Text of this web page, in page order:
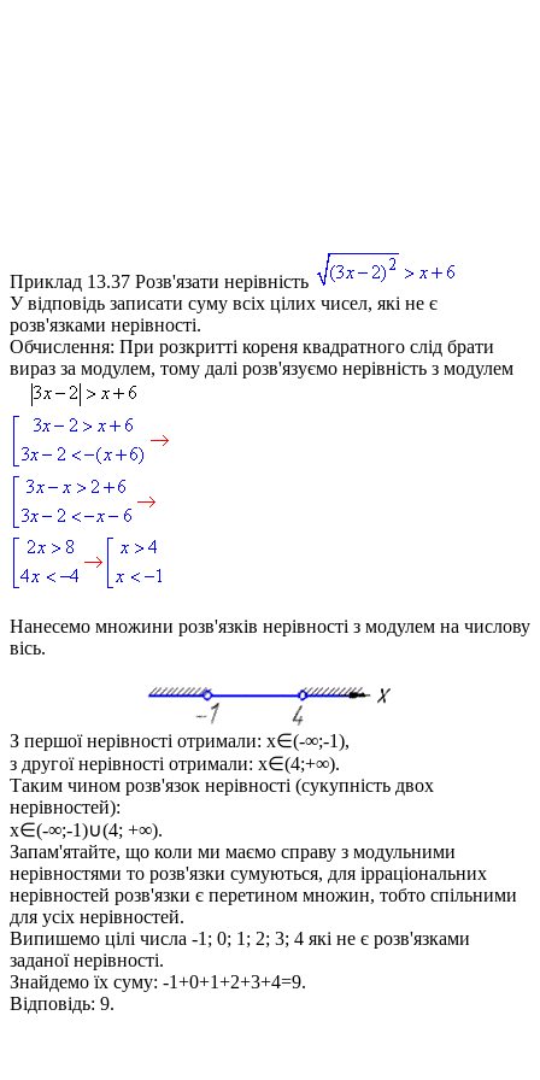
Приклад 13.37 Розв'язати нерівність
У відповідь записати суму всіх цілих чисел, які не є
розв'язками нерівності.
Обчислення: При розкритті кореня квадратного слід брати
вираз за модулем, тому далі розв'язуємо нерівність з модулем
Нанесемо множини розв'язків нерівності з модулем на числову
вісь.
З першої нерівності отримали: x∈(-∞;-1),
з другої нерівності отримали: x∈(4;+∞).
Таким чином розв'язок нерівності (сукупність двох
нерівностей):
x∈(-∞;-1)∪(4; +∞).
Запам'ятайте, що коли ми маємо справу з модульними
нерівностями то розв'язки сумуються, для ірраціональних
нерівностей розв'язки є перетином множин, тобто спільними
для усіх нерівностей.
Випишемо цілі числа -1; 0; 1; 2; 3; 4 які не є розв'язками
заданої нерівності.
Знайдемо їх суму: -1+0+1+2+3+4=9.
Відповідь: 9.